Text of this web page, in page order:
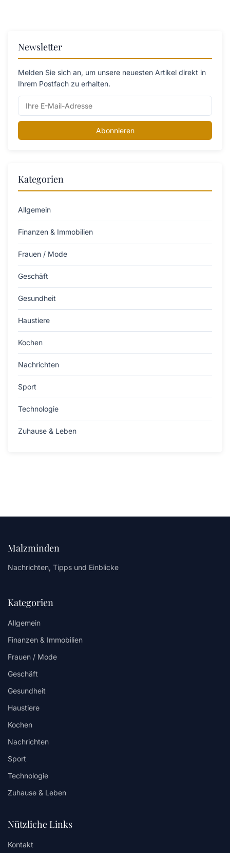
Newsletter
Melden Sie sich an, um unsere neuesten Artikel direkt in
Ihrem Postfach zu erhalten.
Abonnieren
Kategorien
Allgemein
Finanzen & Immobilien
Frauen / Mode
Geschäft
Gesundheit
Haustiere
Kochen
Nachrichten
Sport
Technologie
Zuhause & Leben
Malzminden
Nachrichten, Tipps und Einblicke
Kategorien
Allgemein
Finanzen & Immobilien
Frauen / Mode
Geschäft
Gesundheit
Haustiere
Kochen
Nachrichten
Sport
Technologie
Zuhause & Leben
Nützliche Links
Kontakt